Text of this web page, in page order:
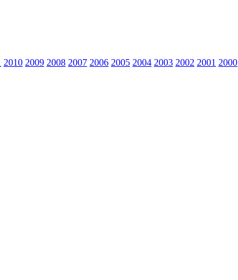
2010 2009 2008 2007 2006 2005 2004 2003 2002 2001 2000